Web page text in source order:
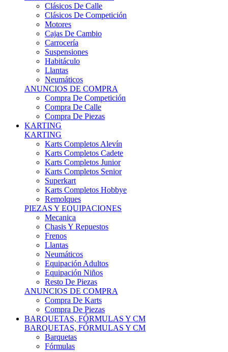
Clásicos De Competición
Motores
Cajas De Cambio
Carrocería
Suspensiones
Habitáculo
Llantas
Neumáticos
ANUNCIOS DE COMPRA
Compra De Competición
Compra De Calle
Compra De Piezas
KARTING
KARTING
Karts Completos Alevín
Karts Completos Cadete
Karts Completos Junior
Karts Completos Senior
Superkart
Karts Completos Hobbye
Remolques
PIEZAS Y EQUIPACIONES
Mecanica
Chasis Y Repuestos
Frenos
Llantas
Neumáticos
Equipación Adultos
Equipación Niños
Resto De Piezas
ANUNCIOS DE COMPRA
Compra De Karts
Compra De Piezas
BARQUETAS, FÓRMULAS Y CM
BARQUETAS, FÓRMULAS Y CM
Barquetas
Fórmulas
Cm